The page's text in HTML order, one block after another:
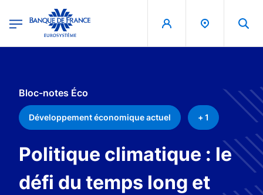
Banque de France - Menu Principal
Bloc-notes Éco
Développement économique actuel + 1
Politique climatique : le
défi du temps long et